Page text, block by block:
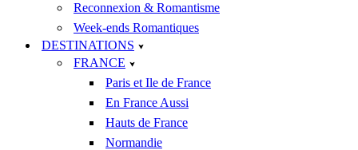
Reconnexion & Romantisme
Week-ends Romantiques
DESTINATIONS
FRANCE
Paris et Ile de France
En France Aussi
Hauts de France
Normandie